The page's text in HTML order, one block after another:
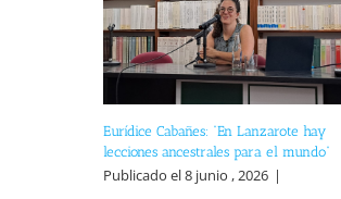
Eurídice Cabañes: “En Lanzarote hay
lecciones ancestrales para el mundo”
Publicado el 8 junio , 2026 |